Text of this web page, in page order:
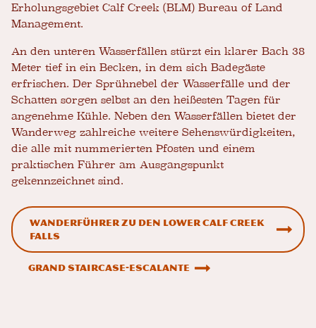
Erholungsgebiet Calf Creek (BLM) Bureau of Land
Management.
An den unteren Wasserfällen stürzt ein klarer Bach 38
Meter tief in ein Becken, in dem sich Badegäste
erfrischen. Der Sprühnebel der Wasserfälle und der
Schatten sorgen selbst an den heißesten Tagen für
angenehme Kühle. Neben den Wasserfällen bietet der
Wanderweg zahlreiche weitere Sehenswürdigkeiten,
die alle mit nummerierten Pfosten und einem
praktischen Führer am Ausgangspunkt
gekennzeichnet sind.
Wanderführer zu den Lower Calf Creek
Falls
Grand Staircase-Escalante